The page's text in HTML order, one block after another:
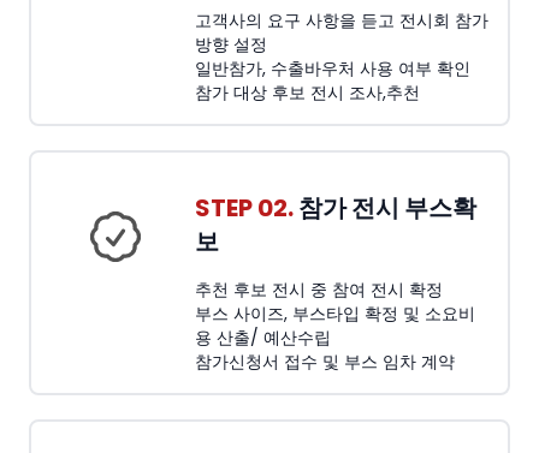
고객사의 요구 사항을 듣고 전시회 참가
방향 설정
일반참가, 수출바우처 사용 여부 확인
참가 대상 후보 전시 조사,추천
STEP 02.참가 전시 부스확
보
추천 후보 전시 중 참여 전시 확정
부스 사이즈, 부스타입 확정 및 소요비
용 산출/ 예산수립
참가신청서 접수 및 부스 임차 계약